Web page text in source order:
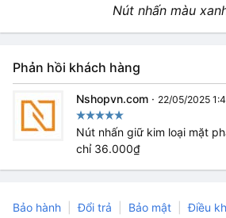
Nút nhấn màu
Phản hồi khách hàng
Nshopvn.com · 22/05/2025
Nút nhấn giữ kim loại mặt
chỉ 36.000₫
Bảo hành Đổi trả Bảo mật
Điều